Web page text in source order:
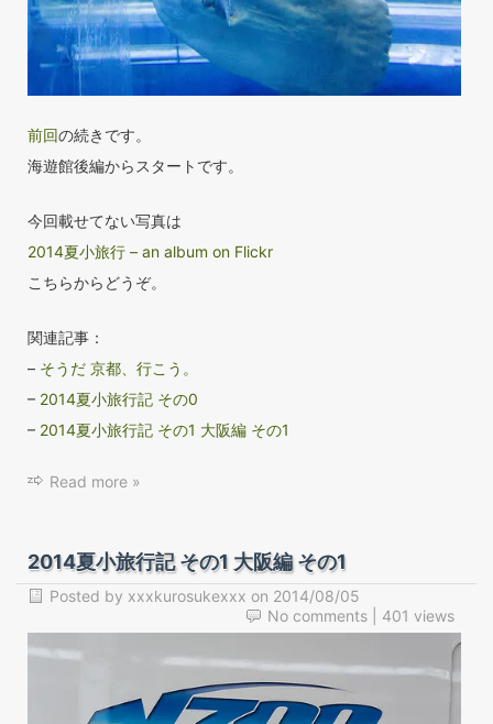
前回の続きです。
海遊館後編からスタートです。
今回載せてない写真は
2014夏小旅行 – an album on Flickr
こちらからどうぞ。
関連記事：
– そうだ 京都、行こう。
– 2014夏小旅行記 その0
– 2014夏小旅行記 その1 大阪編 その1
Read more »
2014夏小旅行記 その1 大阪編 その1
Posted by xxxkurosukexxx on 2014/08/05
No comments | 401 views